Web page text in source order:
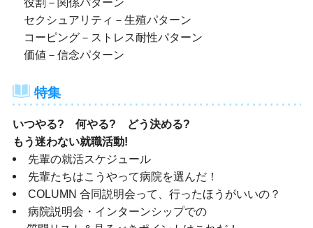
セクシュアリティ－生殖パターン
コーピング－ストレス耐性パターン
価値－信念パターン
特集
いつやる? 何やる? どう決める?
もう迷わない就職活動!
先輩の就活スケジュール
先輩たちはこうやって病院を選んだ！
COLUMN 合同説明会って、行ったほうがいいの？
病院説明会・インターンシップでの